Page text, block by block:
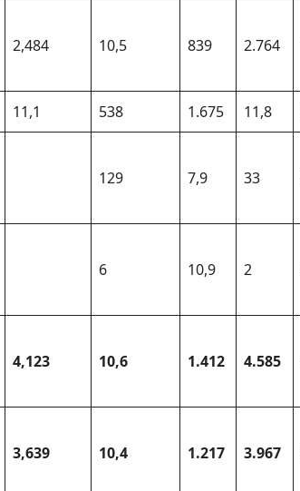
2,484 10,5 839 2.764
11,1 538 1.675 11,8
129 7,9 33
6 10,9 2
4,123 10,6 1.412 4.585
3,639 10,4 1.217 3.967